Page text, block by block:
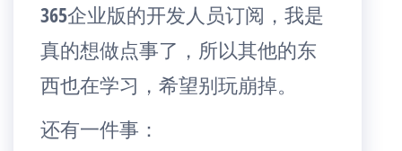
365企业版的开发人员订阅，我是
真的想做点事了，所以其他的东
西也在学习，希望别玩崩掉。
还有一件事：